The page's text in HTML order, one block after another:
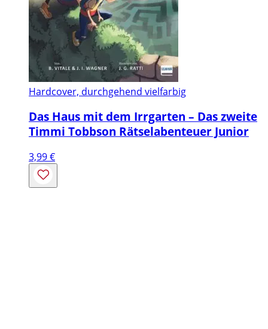
Hardcover, durchgehend vielfarbig
Das Haus mit dem Irrgarten – Das zweite
Timmi Tobbson Rätselabenteuer Junior
3,99€